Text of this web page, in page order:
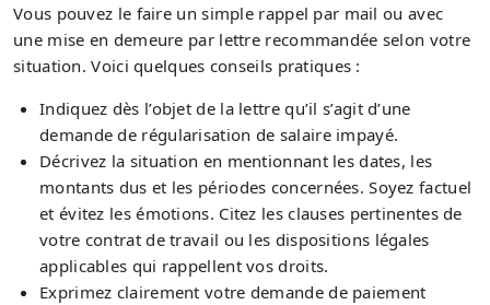
Vous pouvez le faire un simple rappel par mail ou avec
une mise en demeure par lettre recommandée selon votre
situation. Voici quelques conseils pratiques :
Indiquez dès l’objet de la lettre qu’il s’agit d’une
demande de régularisation de salaire impayé.
Décrivez la situation en mentionnant les dates, les
montants dus et les périodes concernées. Soyez factuel
et évitez les émotions. Citez les clauses pertinentes de
votre contrat de travail ou les dispositions légales
applicables qui rappellent vos droits.
Exprimez clairement votre demande de paiement